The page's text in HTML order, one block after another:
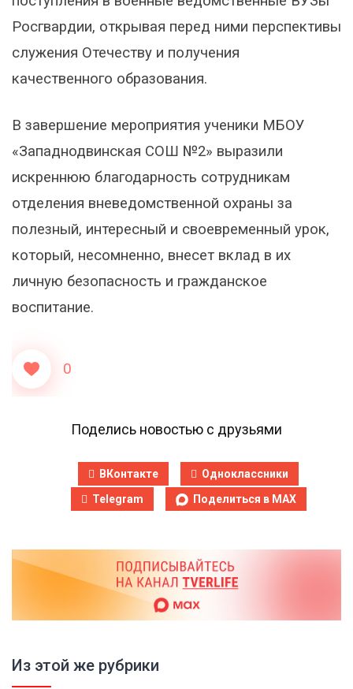
Росгвардии, открывая перед ними перспективы
служения Отечеству и получения
качественного образования.
В завершение мероприятия ученики МБОУ
«Западнодвинская СОШ №2» выразили
искреннюю благодарность сотрудникам
отделения вневедомственной охраны за
полезный, интересный и своевременный урок,
который, несомненно, внесет вклад в их
личную безопасность и гражданское
воспитание.
0
Поделись новостью с друзьями
ВКонтакте
Одноклассники
Telegram
Поделиться в MAX
Из этой же рубрики